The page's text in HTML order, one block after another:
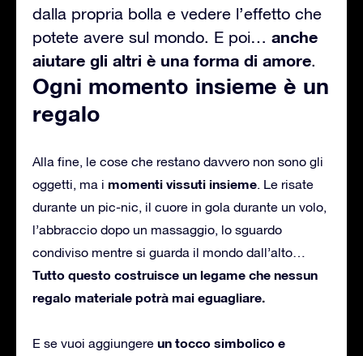
dalla propria bolla e vedere l’effetto che
potete avere sul mondo. E poi… anche
aiutare gli altri è una forma di amore.
Ogni momento insieme è un
regalo
Alla fine, le cose che restano davvero non sono gli
oggetti, ma i momenti vissuti insieme. Le risate
durante un pic-nic, il cuore in gola durante un volo,
l’abbraccio dopo un massaggio, lo sguardo
condiviso mentre si guarda il mondo dall’alto…
Tutto questo costruisce un legame che nessun
regalo materiale potrà mai eguagliare.
E se vuoi aggiungere un tocco simbolico e